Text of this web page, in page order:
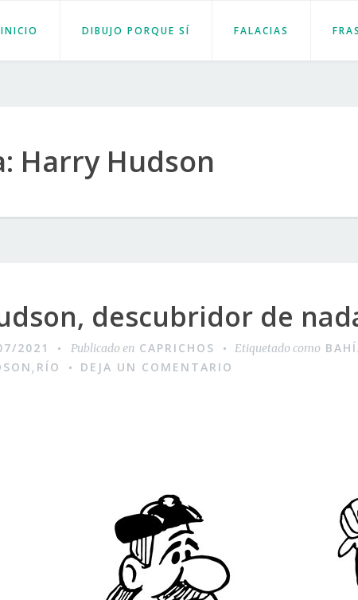
INICIO DIBUJO PORQUE SÍ FALACIAS
Harry Hudson
descubridor de
2021 Publicado en CAPRICHOS Etiquetado como
, RÍO DEJA UN COMENTARIO